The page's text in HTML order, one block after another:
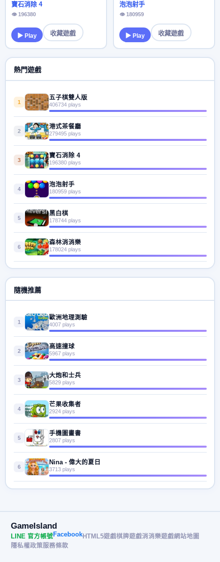
寶石消除 4
👁 196380
▶ Play 收藏遊戲
泡泡射手
👁 180959
▶ Play 收藏遊戲
熱門遊戲
1
五子棋雙人版
406734 plays
2
港式茶餐廳
279495 plays
3
寶石消除 4
196380 plays
4
泡泡射手
180959 plays
5
黑白棋
178744 plays
6
森林消消樂
178024 plays
隨機推薦
1
歐洲地理測驗
4007 plays
2
高速撞球
5967 plays
3
大炮和士兵
5829 plays
4
芒果收集者
2924 plays
5
手機圖畫書
2807 plays
6
Nina - 偉大的夏日
3713 plays
GameIsland
LINE 官方帳號FacebookHTML5遊戲棋牌遊戲消消樂遊戲網站地圖
隱私權政策服務條款